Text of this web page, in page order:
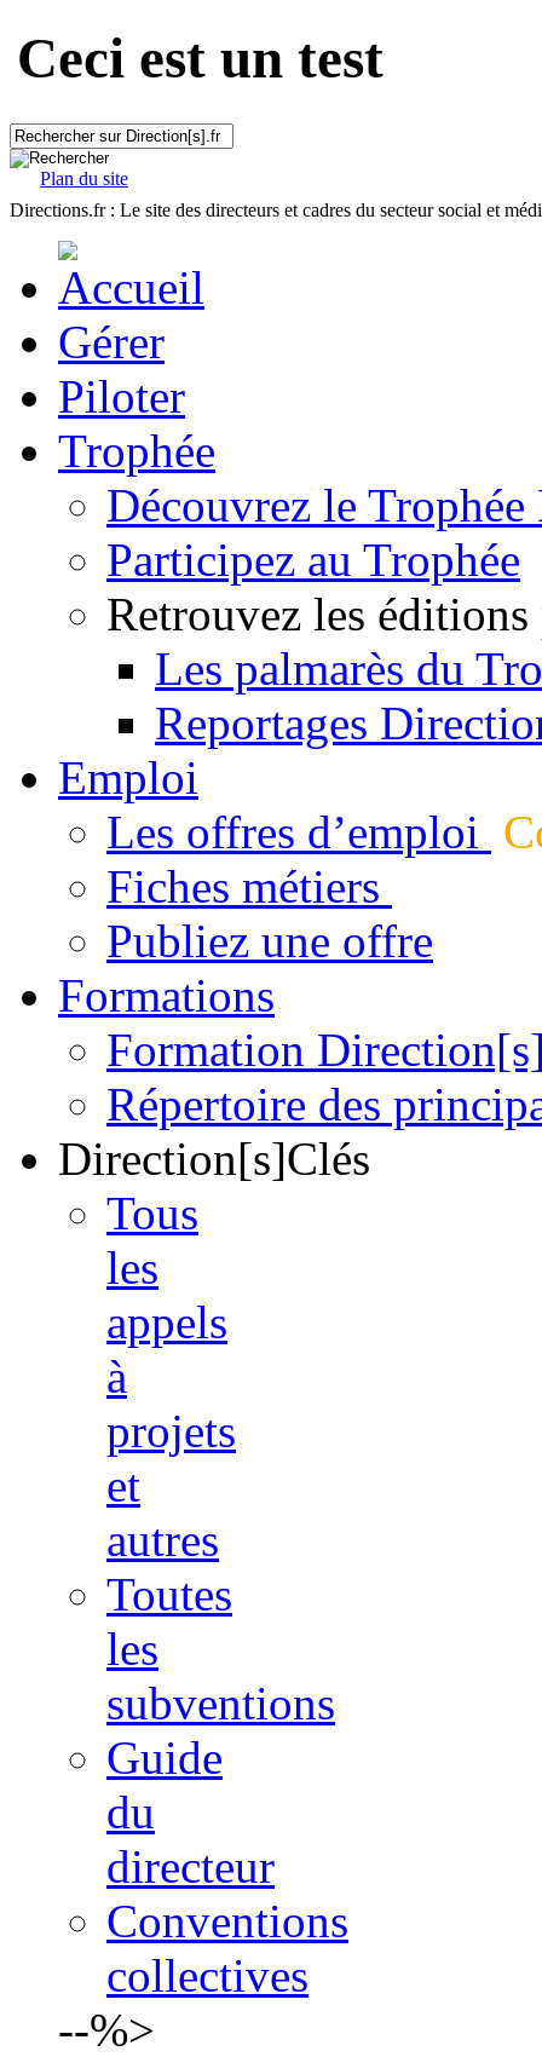
Ceci est un test
Plan du site
Directions.fr : Le site des directeurs et cadres du secteur social et
Gérer
Piloter
Trophée
Découvrez le
Participez au Trophée
Retrouvez les éditions
Les palmarès du
Reportages
Emploi
Les offres d’emploi
Fiches métiers
Publiez une offre
Formations
Formation
Répertoire des
Direction[s]Clés
Tous
les
appels
à
projets
et
autres
Toutes
les
subventions
Guide
du
directeur
Conventions
collectives
--%>